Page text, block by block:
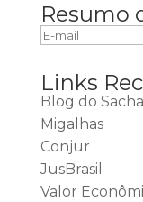
Resumo
Links
Blog do Sacha
Migalhas
Conjur
JusBrasil
Valor